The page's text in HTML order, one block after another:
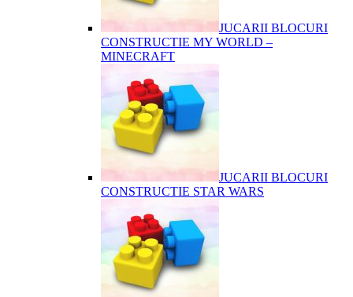
JUCARII BLOCURI
CONSTRUCTIE MY WORLD –
MINECRAFT
JUCARII BLOCURI
CONSTRUCTIE STAR WARS